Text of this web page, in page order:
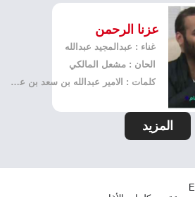
عزنا الرحمن
غناء : عبدالمجيد عبدالله
الحان : مشعل المالكي
كلمات : الامير عبدالله بن سعد بن عبدالعزيز
المزيد